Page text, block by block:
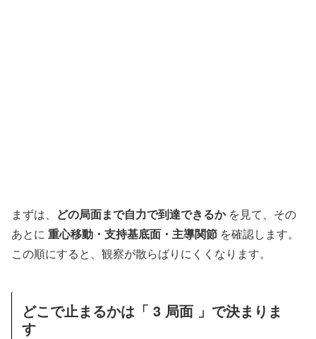
まずは、 どの局面まで自力で到達できるかを見て、その
あとに 重心移動・支持基底面・主導関節 を確認します。
この順にすると、観察が散らばりにくくなります。
どこで止まるかは「 3 局面 」で決まりま
す